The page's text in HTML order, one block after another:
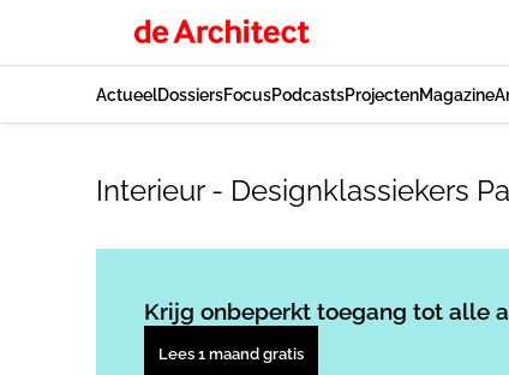
ActueelDossiersFocusPodcastsProjectenMagazine
Interieur - Designklassiekers
Krijg onbeperkt toegang tot alle
Lees 1 maand gratis